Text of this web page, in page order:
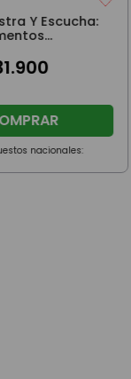
Y Escucha:
.900
nacionales: